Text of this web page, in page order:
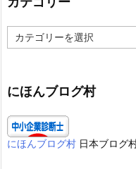
テ
ー
にほんブログ村
にほんブログ村 日本ブログ